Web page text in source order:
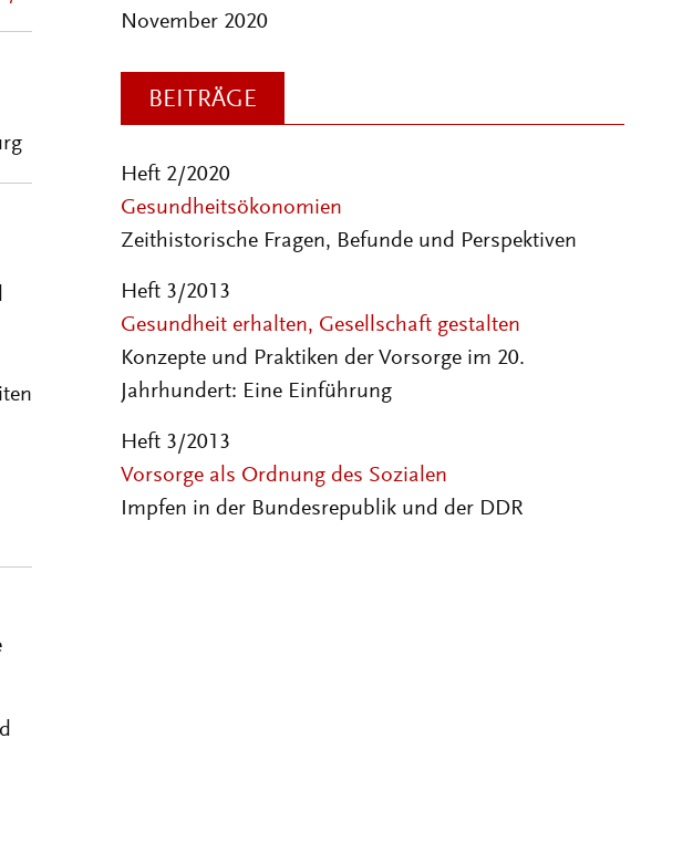
November 2020
BEITRÄGE
Heft 2/2020
Gesundheitsökonomien
Zeithistorische Fragen, Befunde und Perspektiven
Heft 3/2013
Gesundheit erhalten, Gesellschaft gestalten
Konzepte und Praktiken der Vorsorge im 20.
Jahrhundert: Eine Einführung
Heft 3/2013
Vorsorge als Ordnung des Sozialen
Impfen in der Bundesrepublik und der DDR